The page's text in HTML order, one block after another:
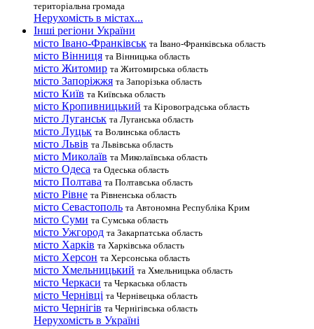
територіальна громада
Нерухомість в містах...
Інші регіони України
місто Івано-Франківськ та Івано-Франківська область
місто Вінниця та Вінницька область
місто Житомир та Житомирська область
місто Запоріжжя та Запорізька область
місто Київ та Київська область
місто Кропивницький та Кіровоградська область
місто Луганськ та Луганська область
місто Луцьк та Волинська область
місто Львів та Львівська область
місто Миколаїв та Миколаївська область
місто Одеса та Одеська область
місто Полтава та Полтавська область
місто Рівне та Рівненська область
місто Севастополь та Автономна Республіка Крим
місто Суми та Сумська область
місто Ужгород та Закарпатська область
місто Харків та Харківська область
місто Херсон та Херсонська область
місто Хмельницький та Хмельницька область
місто Черкаси та Черкаська область
місто Чернівці та Чернівецька область
місто Чернігів та Чернігівська область
Нерухомість в Україні